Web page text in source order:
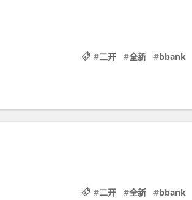
#二开 #全新 #bbank
#二开 #全新 #bbank